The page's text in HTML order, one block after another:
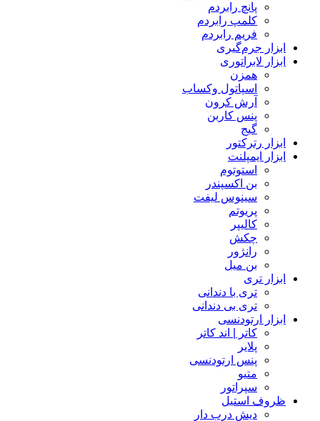
پانچ رابردم
کلمپ رابردم
فریم رابردم
ابزار جرم‌گیری
ابزار لابراتوری
همزن
اسپاتول وکساب
آرش کرون
پنس کاربن
گیج
ابزار رترکتور
ابزار ایمپلنت
استوتوم
بن اکسپندر
سینوس لیفت
پریوتم
کالیپر
چکش
رانژور
بن میل
ابزار تری
تری با دندانی
تری بی دندانی
ابزار ارتودنسی
کاتر | اند کاتر
پلایر
پنس ارتودنسی
متیو
سپراتور
ظروف استیل
دیش درب دار